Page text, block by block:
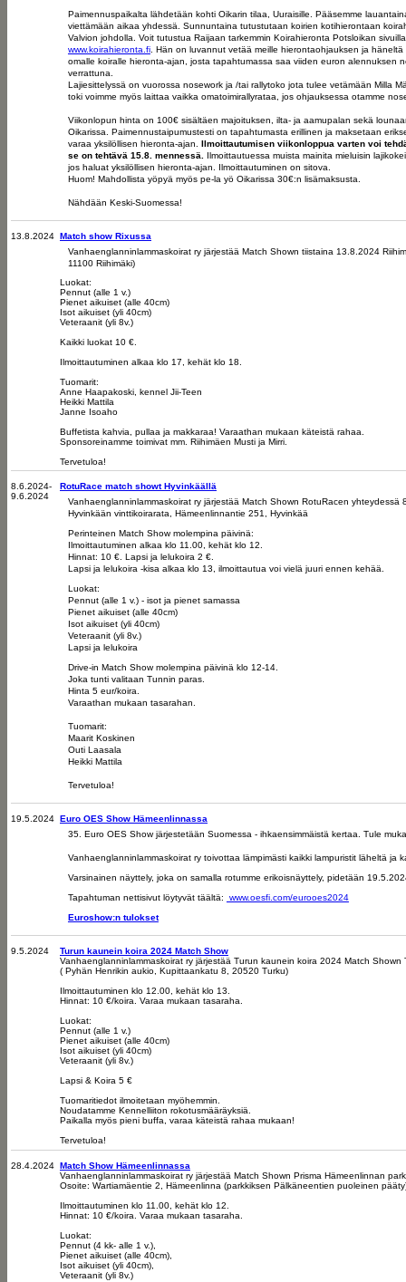
Paimennuspaikalta lähdetään kohti Oikarin tilaa, Uuraisille. Pääsemme
viettämään aikaa yhdessä. Sunnuntaina tutustutaan koirien kotihierontaan
Valvion johdolla. Voit tutustua Raijaan tarkemmin Koirahieronta Potsloikan sivuilla
www.koirahieronta.fi. Hän on luvannut vetää meille hierontaohjauksen ja häneltä
omalle koiralle hieronta-ajan, josta tapahtumassa saa viiden euron alennuksen
verrattuna.
Lajiesittelyssä on vuorossa nosework ja /tai rallytoko jota tulee vetämään Milla
toki voimme myös laittaa vaikka omatoimirallyrataa, jos ohjauksessa otamme
Viikonlopun hinta on 100€ sisältäen majoituksen, ilta- ja aamupalan sekä
Oikarissa. Paimennustaipumustesti on tapahtumasta erillinen ja maksetaan
varaa yksilöllisen hieronta-ajan. Ilmoittautumisen viikonloppua varten voi
se on tehtävä 15.8. mennessä.
Ilmoittautuessa muista mainita mieluisin
jos haluat yksilöllisen hieronta-ajan. Ilmoittautuminen on sitova.
Huom! Mahdollista yöpyä myös pe-la yö Oikarissa 30€:n lisämaksusta.
Nähdään Keski-Suomessa!
13.8.2024
Match show Rixussa
Vanhaenglanninlammaskoirat ry järjestää Match Shown tiistaina 13.8.2024
11100 Riihimäki)
Luokat:
Pennut (alle 1 v.)
Pienet aikuiset (alle 40cm)
Isot aikuiset (yli 40cm)
Veteraanit (yli 8v.)
Kaikki luokat 10 €.
Ilmoittautuminen alkaa klo 17, kehät klo 18.
Tuomarit:
Anne Haapakoski, kennel Jii-Teen
Heikki Mattila
Janne Isoaho
Buffetista kahvia, pullaa ja makkaraa! Varaathan mukaan käteistä rahaa.
Sponsoreinamme toimivat mm. Riihimäen Musti ja Mirri.
Tervetuloa!
8.6.2024-
9.6.2024
RotuRace match showt Hyvinkäällä
Vanhaenglanninlammaskoirat ry järjestää Match Shown RotuRacen yhteydessä
Hyvinkään vinttikoirarata, Hämeenlinnantie 251, Hyvinkää
Perinteinen Match Show molempina päivinä:
Ilmoittautuminen alkaa klo 11.00, kehät klo 12.
Hinnat: 10 €. Lapsi ja lelukoira 2 €.
Lapsi ja lelukoira -kisa alkaa klo 13, ilmoittautua voi vielä juuri ennen kehää.
Luokat:
Pennut (alle 1 v.) - isot ja pienet samassa
Pienet aikuiset (alle 40cm)
Isot aikuiset (yli 40cm)
Veteraanit (yli 8v.)
Lapsi ja lelukoira
Drive-in Match Show molempina päivinä klo 12-14.
Joka tunti valitaan Tunnin paras.
Hinta 5 eur/koira.
Varaathan mukaan tasarahan.
Tuomarit:
Maarit Koskinen
Outi Laasala
Heikki Mattila
Tervetuloa!
19.5.2024
Euro OES Show Hämeenlinnassa
35. Euro OES Show järjestetään Suomessa - ihkaensimmäistä kertaa. Tule
Vanhaenglanninlammaskoirat ry toivottaa lämpimästi kaikki lampuristit läheltä
Varsinainen näyttely, joka on samalla rotumme erikoisnäyttely, pidetään
Tapahtuman nettisivut löytyvät täältä:
www.oesfi.com/eurooes2024
Euroshow:n tulokset
9.5.2024
Turun kaunein koira 2024 Match Show
Vanhaenglanninlammaskoirat ry järjestää Turun kaunein koira 2024 Match
( Pyhän Henrikin aukio, Kupittaankatu 8, 20520 Turku)
Ilmoittautuminen klo 12.00, kehät klo 13.
Hinnat: 10 €/koira. Varaa mukaan tasaraha.
Luokat:
Pennut (alle 1 v.)
Pienet aikuiset (alle 40cm)
Isot aikuiset (yli 40cm)
Veteraanit (yli 8v.)
Lapsi & Koira 5 €
Tuomaritiedot ilmoitetaan myöhemmin.
Noudatamme Kennelliiton rokotusmääräyksiä.
Paikalla myös pieni buffa, varaa käteistä rahaa mukaan!
Tervetuloa!
28.4.2024
Match Show Hämeenlinnassa
Vanhaenglanninlammaskoirat ry järjestää Match Shown Prisma Hämeenlinnan
Osoite: Wartiamäentie 2, Hämeenlinna (parkkiksen Pälkäneentien puoleinen
Ilmoittautuminen klo 11.00, kehät klo 12.
Hinnat: 10 €/koira. Varaa mukaan tasaraha.
Luokat:
Pennut (4 kk- alle 1 v.),
Pienet aikuiset (alle 40cm),
Isot aikuiset (yli 40cm),
Veteraanit (yli 8v.)